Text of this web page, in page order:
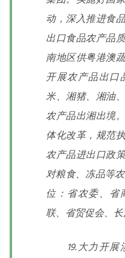
动，深入推进食
出口食品农产品
南地区供粤港澳
开展农产品出口
米、湘猪、湘油
农产品出湘出境
体化改革，规范
农产品进出口政
对粮食、冻品等
位：省农委、省
联、省贸促会、
19.大力开展